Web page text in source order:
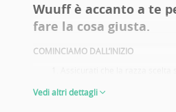
Wuuff è accanto a te
fare la cosa giusta.
COMINCIAMO DALL’INIZIO
giardino? Pensi di portarlo
Vedi altri dettagli